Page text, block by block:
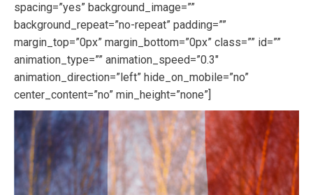
spacing=”yes” background_image=””
background_repeat=”no-repeat” padding=””
margin_top=”0px” margin_bottom=”0px” class=”” id=””
animation_type=”” animation_speed=”0.3″
animation_direction=”left” hide_on_mobile=”no”
center_content=”no” min_height=”none”]